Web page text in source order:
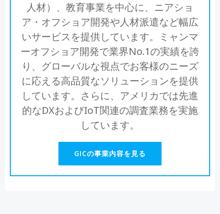
人材）、教育事業を中心に、ニアショ
ア・オフショア開発や人材派遣など幅広
いサービスを提供しています。ミャンマ
ーオフショア開発で業界No.1の実績を誇
り、グローバルな視点でお客様のニーズ
に応える高品質なソリューションを提供
しています。さらに、アメリカでは先進
的なDXおよびIoT関連の調査業務を実施
しています。
GICの事業内容を見る